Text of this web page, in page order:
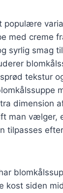
populære
med creme
syrlig smag
tekstur
dimension
man vælger,
tilpasses
kost siden